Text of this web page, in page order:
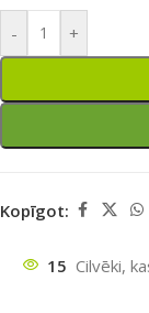
- +
Kopīgot:
15 Cilvēki,